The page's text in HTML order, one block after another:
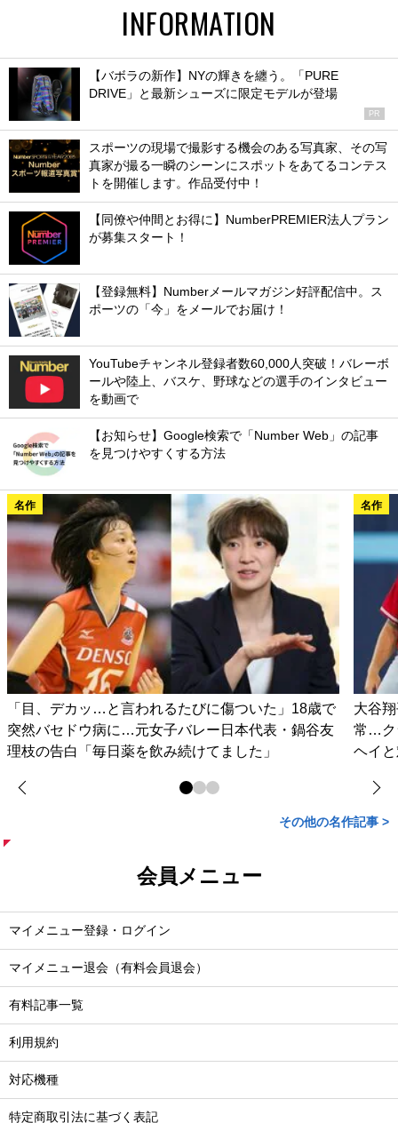
INFORMATION
【バボラの新作】NYの輝きを纏う。「PURE
DRIVE」と最新シューズに限定モデルが登場
PR
スポーツの現場で撮影する機会のある写真家、その写
真家が撮る一瞬のシーンにスポットをあてるコンテス
トを開催します。作品受付中！
【同僚や仲間とお得に】NumberPREMIER法人プラン
が募集スタート！
【登録無料】Numberメールマガジン好評配信中。ス
ポーツの「今」をメールでお届け！
YouTubeチャンネル登録者数60,000人突破！バレーボ
ールや陸上、バスケ、野球などの選手のインタビュー
を動画で
【お知らせ】Google検索で「Number Web」の記事
を見つけやすくする方法
名作
「目、デカッ…と言われるたびに傷ついた」18歳で
突然バセドウ病に…元女子バレー日本代表・鍋谷友
理枝の告白「毎日薬を飲み続けてました」
名作
大谷
常…ク
ヘイ
その他の名作記事 >
会員メニュー
マイメニュー登録・ログイン
マイメニュー退会（有料会員退会）
有料記事一覧
利用規約
対応機種
特定商取引法に基づく表記